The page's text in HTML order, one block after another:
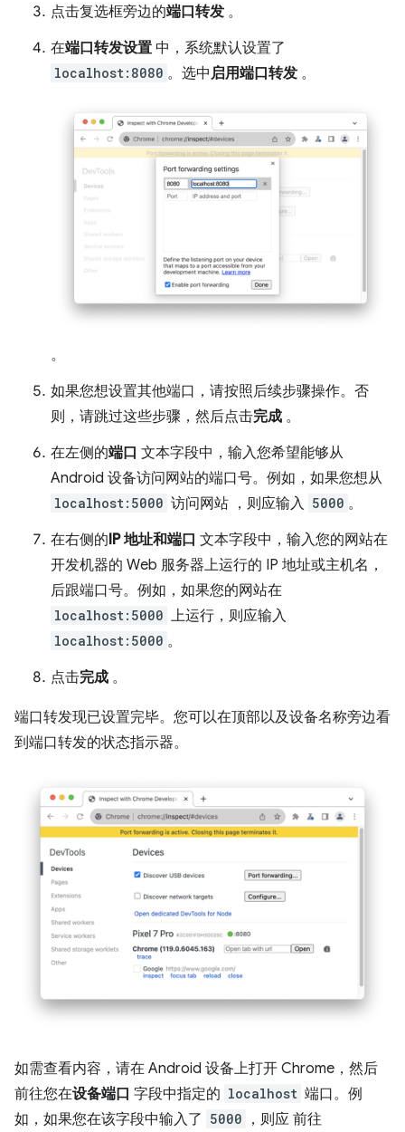
点击复选框旁边的端口转发 。
在端口转发设置 中，系统默认设置了
localhost:8080 。选中 启用端口转发 。
。
如果您想设置其他端口，请按照后续步骤操作。否
则，请跳过这些步骤，然后点击完成 。
在左侧的端口 文本字段中，输入您希望能够从
Android 设备访问网站的端口号。例如，如果您想从
localhost:5000 访问网站 ，则应输入 5000 。
在右侧的IP 地址和端口 文本字段中，输入您的网站在
开发机器的 Web 服务器上运行的 IP 地址或主机名，
后跟端口号。例如，如果您的网站在
localhost:5000 上运行，则应输入
localhost:5000 。
点击完成 。
端口转发现已设置完毕。您可以在顶部以及设备名称旁边看
到端口转发的状态指示器。
如需查看内容，请在 Android 设备上打开 Chrome，然后
前往您在设备端口 字段中指定的 localhost 端口。例
如，如果您在该字段中输入了 5000 ，则应 前往